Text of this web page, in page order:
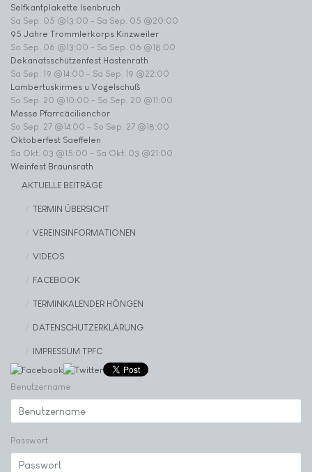
Selfkantplakette Isenbruch
Sa Sep. 05 @13:00 - Sa Sep. 05 @20:00
95 Jahre Trommlerkorps Kinzweiler
So Sep. 06 @13:00 - So Sep. 06 @18:00
Dekanatsschützenfest Hastenrath
Sa Sep. 19 @14:00 - Sa Sep. 19 @22:00
Lambertuskirmes u Vogelschuß
So Sep. 20 @10:00 - So Sep. 20 @11:00
Messe Pfarrcäcilienchor
So Sep. 27 @14:00 - So Sep. 27 @18:00
Oktoberfest Saeffelen
Sa Okt. 03 @15:00 - Sa Okt. 03 @21:00
Weinfest Braunsrath
AKTUELLE BEITRÄGE
TERMIN ÜBERSICHT
VEREINSINFORMATIONEN
VIDEOS
FACEBOOK
TERMINKALENDER HÖNGEN
DATENSCHUTZERKLÄRUNG
IMPRESSUM TPFC
Benutzername
Passwort